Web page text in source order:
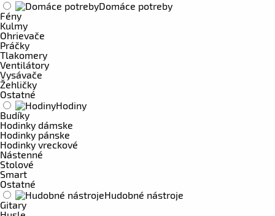
Domáce potreby
Fény
Kulmy
Ohrievače
Práčky
Tlakomery
Ventilátory
Vysávače
Žehličky
Ostatné
Hodiny
Budíky
Hodinky dámske
Hodinky pánske
Hodinky vreckové
Nástenné
Stolové
Smart
Ostatné
Hudobné nástroje
Gitary